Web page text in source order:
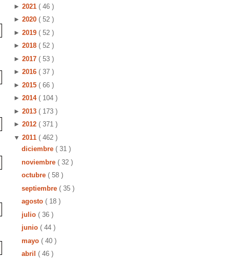
► 2021 ( 46 )
► 2020 ( 52 )
► 2019 ( 52 )
► 2018 ( 52 )
► 2017 ( 53 )
► 2016 ( 37 )
► 2015 ( 66 )
► 2014 ( 104 )
► 2013 ( 173 )
► 2012 ( 371 )
▼ 2011 ( 462 )
diciembre ( 31 )
noviembre ( 32 )
octubre ( 58 )
septiembre ( 35 )
agosto ( 18 )
julio ( 36 )
junio ( 44 )
mayo ( 40 )
abril ( 46 )